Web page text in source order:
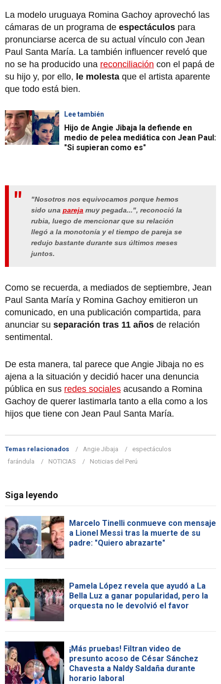
La modelo uruguaya Romina Gachoy aprovechó las
cámaras de un programa de espectáculos para
pronunciarse acerca de su actual vínculo con Jean
Paul Santa María. La también influencer reveló que
no se ha producido una reconciliación con el papá de
su hijo y, por ello, le molesta que el artista aparente
que todo está bien.
Lee también
Hijo de Angie Jibaja la defiende en
medio de pelea mediática con Jean Paul:
"Si supieran como es"
"Nosotros nos equivocamos porque hemos
sido una pareja muy pegada...", reconoció la
rubia, luego de mencionar que su relación
llegó a la monotonía y el tiempo de pareja se
redujo bastante durante sus últimos meses
juntos.
Como se recuerda, a mediados de septiembre, Jean
Paul Santa María y Romina Gachoy emitieron un
comunicado, en una publicación compartida, para
anunciar su separación tras 11 años de relación
sentimental.
De esta manera, tal parece que Angie Jibaja no es
ajena a la situación y decidió hacer una denuncia
pública en sus redes sociales acusando a Romina
Gachoy de querer lastimarla tanto a ella como a los
hijos que tiene con Jean Paul Santa María.
Temas relacionados Angie Jibaja
espectáculos
farándula
NOTICIAS Noticias del Perú
Siga leyendo
Marcelo Tinelli conmueve con mensaje
a Lionel Messi tras la muerte de su
padre: "Quiero abrazarte"
Pamela López revela que ayudó a La
Bella Luz a ganar popularidad, pero la
orquesta no le devolvió el favor
¡Más pruebas! Filtran video de
presunto acoso de César Sánchez
Chavesta a Naldy Saldaña durante
horario laboral